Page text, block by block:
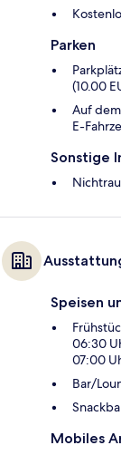
Parken
(10.00
Auf
E-
Sonstige
Speisen
06:30
07:00
Bar/
Mobiles